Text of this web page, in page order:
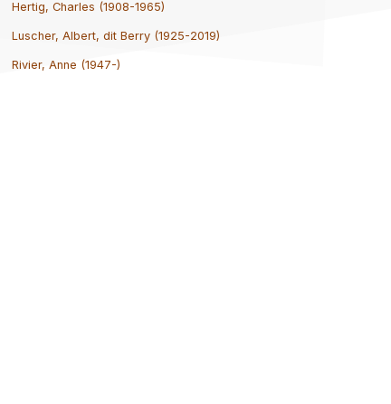
Hertig, Charles (1908-1965)
Luscher, Albert, dit Berry (1925-2019)
Rivier, Anne (1947-)